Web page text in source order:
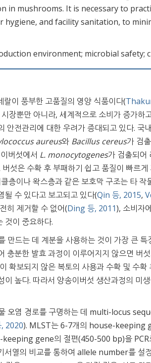
in mushrooms. It is necessary to
hygiene, and facility sanitation, to
environment; microbial safety;
이 풍부한 고품질의 영양 식품이다(
장뿐만 아니라, 세계적으로 소비가 증가하
안전관리에 대한 우려가 증대되고 있다. 국
aureus와 Bacillus cereus가 검
버섯에서 L. monocytogenes가 검출되어
버섯은 수확 후 부패하기 쉽고 품질이 빠르
층이나 왁스층과 같은 보호막 구조는 타 작
될 수 있다고 보고되고 있다(Qin 등, 2015,
히 제거할 수 없어(Ding 등, 2011), 소비자
것이 중요하다.
만드는 데 계분을 사용하는 것이 가장 큰 특
충분한 발효 과정이 이루어지지 않으면 버
확보되지 않은 복토의 사용과 수확 및 수
이 높다. 따라서 양송이버섯 생산과정의 미
오염 경로를 구명하는 데 multi-locus
2020). MLST는 6-7개의 house-keeping
keeping gene의 절편(450-500 bp)을
서열의 비교를 통하여 allele number를